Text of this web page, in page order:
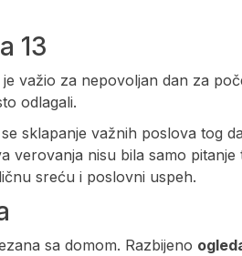
13
je važio za nepovoljan dan za
odlagali.
sklapanje važnih poslova tog
verovanja nisu bila samo pitanje
sreću i poslovni uspeh.
sa domom. Razbijeno